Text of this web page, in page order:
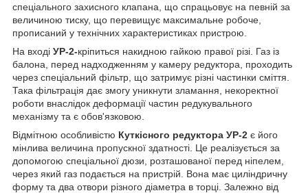
спеціального захисного клапана, що спрацьовує на певній за
величиною тиску, що перевищує максимальне робоче,
прописаний у технічних характеристиках пристрою.
На вході УР-2-кріпиться накидною гайкою правої різі. Газ із
балона, перед надходженням у камеру редуктора, проходить
через спеціальний фільтр, що затримує різні частинки сміття.
Така фільтрація дає змогу уникнути зламання, некоректної
роботи внаслідок деформації частин редукувального
механізму та є обов'язковою.
Відмітною особливістю Куткісного редуктора УР-2 є його
мінлива величина пропускної здатності. Це реалізується за
допомогою спеціальної дюзи, розташованої перед ніпелем,
через який газ подається на пристрій. Вона має циліндричну
форму та два отвори різного діаметра в торці. Залежно від